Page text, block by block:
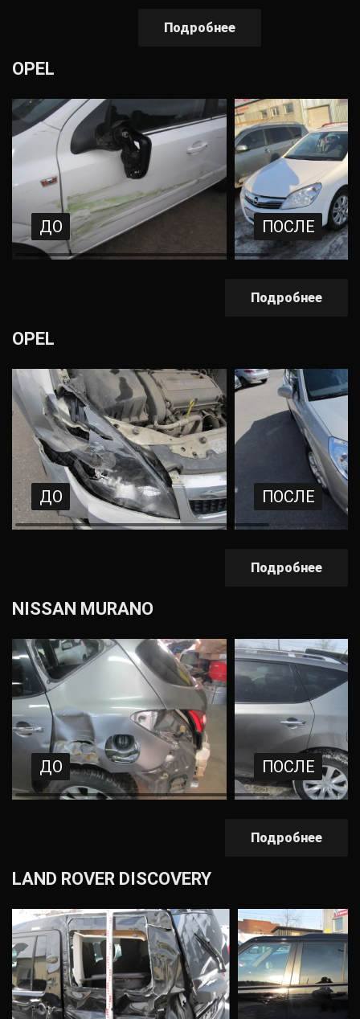
Подробнее
OPEL
ДО ПОСЛЕ
Подробнее
OPEL
ДО ПОСЛЕ
Подробнее
NISSAN MURANO
ДО ПОСЛЕ
Подробнее
LAND ROVER DISCOVERY